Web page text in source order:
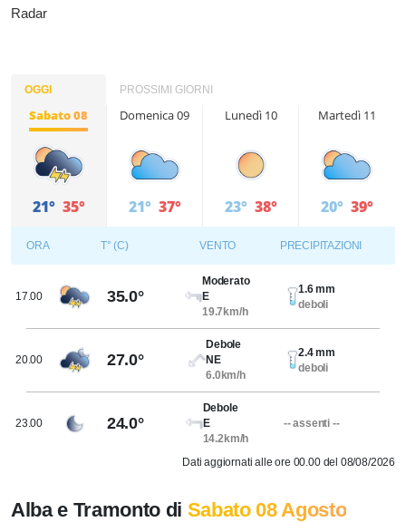
Radar
OGGI PROSSIMI GIORNI
Sabato 08
21° 35°
Domenica 09
21° 37°
Lunedì 10
23° 38°
Martedì 11
20° 39°
ORA T° (C) VENTO PRECIPITAZIONI
17.00 35.0°
Moderato
E
19.7km/h
1.6 mm
deboli
20.00 27.0°
Debole
NE
6.0km/h
2.4 mm
deboli
23.00 24.0°
Debole
E
14.2km/h
-- assenti --
Dati aggiornati alle ore 00.00 del 08/08/2026
Alba e Tramonto di Sabato 08 Agosto